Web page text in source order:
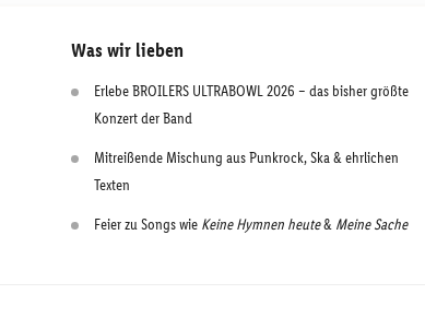
Was wir lieben
Erlebe BROILERS ULTRABOWL 2026 – das bisher größte
Konzert der Band
Mitreißende Mischung aus Punkrock, Ska & ehrlichen
Texten
Feier zu Songs wie Keine Hymnen heute& Meine Sache